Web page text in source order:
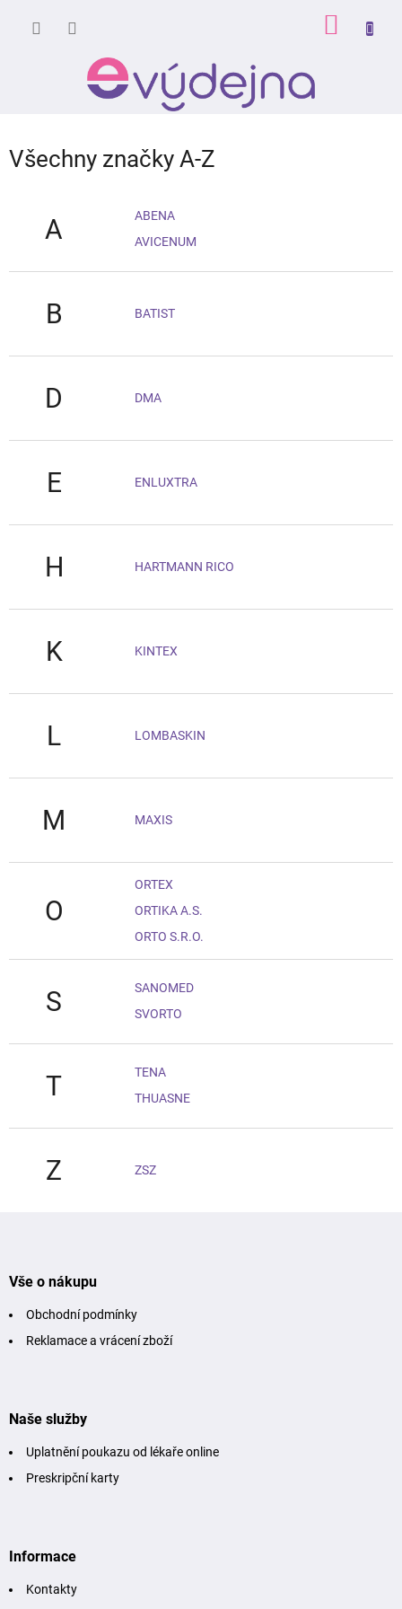
Všechny značky A-Z
A
ABENA
AVICENUM
B BATIST
D DMA
E ENLUXTRA
H HARTMANN RICO
K KINTEX
L LOMBASKIN
M MAXIS
O
ORTEX
ORTIKA A.S.
ORTO S.R.O.
S
SANOMED
SVORTO
T
TENA
THUASNE
Z ZSZ
Vše o nákupu
Obchodní podmínky
Reklamace a vrácení zboží
Naše služby
Uplatnění poukazu od lékaře online
Preskripční karty
Informace
Kontakty